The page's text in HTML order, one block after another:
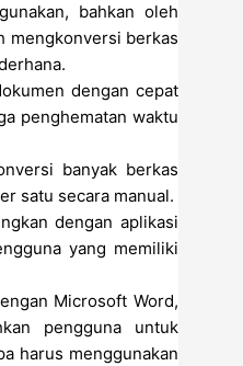
bahkan oleh
mengkonversi berkas
dengan cepat
penghematan waktu
banyak berkas
satu secara manual.
dengan aplikasi
yang memiliki
Microsoft Word,
pengguna untuk
harus menggunakan